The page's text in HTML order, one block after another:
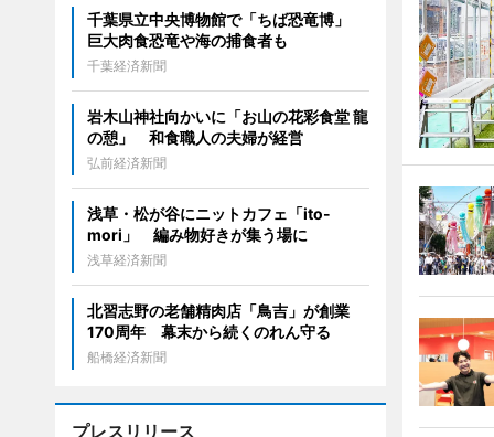
千葉県立中央博物館で「ちば恐竜博」
巨大肉食恐竜や海の捕食者も
千葉経済新聞
岩木山神社向かいに「お山の花彩食堂 龍
の憩」 和食職人の夫婦が経営
弘前経済新聞
浅草・松が谷にニットカフェ「ito-
mori」 編み物好きが集う場に
浅草経済新聞
北習志野の老舗精肉店「鳥吉」が創業
170周年 幕末から続くのれん守る
船橋経済新聞
プレスリリース